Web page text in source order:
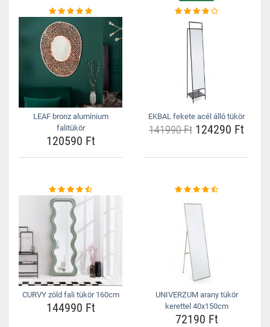
LEAF bronz alumínium
falitükör
120590 Ft
EKBAL fekete acél álló tükör
141990 Ft 124290 Ft
CURVY zöld fali tükör 160cm
144990 Ft
UNIVERZUM arany tükör
kerettel 40x150cm
72190 Ft